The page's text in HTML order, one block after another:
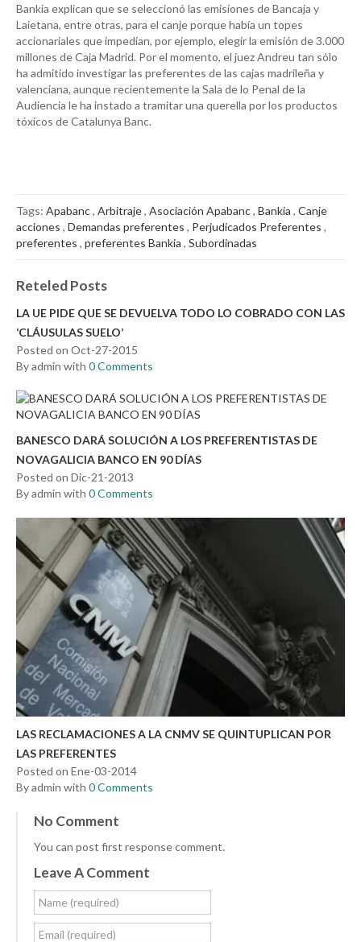
Bankia explican que se seleccionó las emisiones de Bancaja y
Laietana, entre otras, para el canje porque había un topes
accionariales que impedían, por ejemplo, elegir la emisión de 3.000
millones de Caja Madrid. Por el momento, el juez Andreu tan sólo
ha admitido investigar las preferentes de las cajas madrileña y
valenciana, aunque recientemente la Sala de lo Penal de la
Audiencia le ha instado a tramitar una querella por los productos
tóxicos de Catalunya Banc.
Tags: Apabanc, Arbitraje, Asociación Apabanc, Bankia , Canje
acciones , Demandas preferentes , Perjudicados Preferentes ,
preferentes , preferentes Bankia , Subordinadas
Reteled Posts
LA UE PIDE QUE SE DEVUELVA TODO LO COBRADO CON LAS
‘CLÁUSULAS SUELO’
Posted on Oct-27-2015
By admin with 0 Comments
BANESCO DARÁ SOLUCIÓN A LOS PREFERENTISTAS DE
NOVAGALICIA BANCO EN 90 DÍAS
Posted on Dic-21-2013
By admin with 0 Comments
LAS RECLAMACIONES A LA CNMV SE QUINTUPLICAN POR
LAS PREFERENTES
Posted on Ene-03-2014
By admin with 0 Comments
No Comment
You can post first response comment.
Leave A Comment
Name (required)
Email (required)